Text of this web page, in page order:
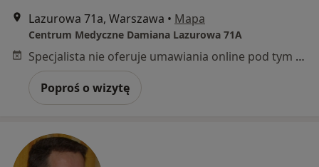
Lazurowa 71a, Warszawa • Mapa
Centrum Medyczne Damiana Lazurowa 71A
Specjalista nie oferuje umawiania online pod tym adresem.
Poproś o wizytę